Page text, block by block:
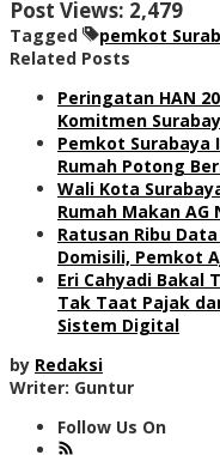
Post Views: 2,479
Tagged pemkot
Related Posts
Peringatan HAN
Komitmen
Pemkot Surabaya
Rumah Potong
Wali Kota
Rumah Makan
Ratusan Ribu
Domisili, Pemkot
Eri Cahyadi Bakal
Tak Taat Pajak
Sistem Digital
by Redaksi
Writer: Guntur
Follow Us On